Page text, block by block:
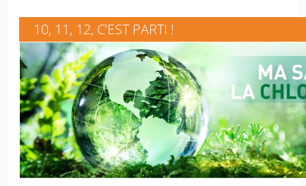
10, 11, 12, C’EST PARTI !